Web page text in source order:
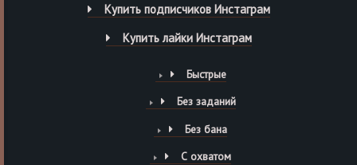
Купить подписчиков Инстаграм
Купить лайки Инстаграм
Быстрые
Без заданий
Без бана
С охватом